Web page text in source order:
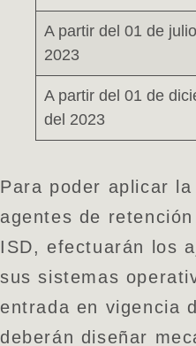
A partir del 01 de
2023
A partir del 01 de
del 2023
Para poder aplicar
agentes de
ISD, efectuarán los
sus sistemas
entrada en vigencia
deberán diseñar